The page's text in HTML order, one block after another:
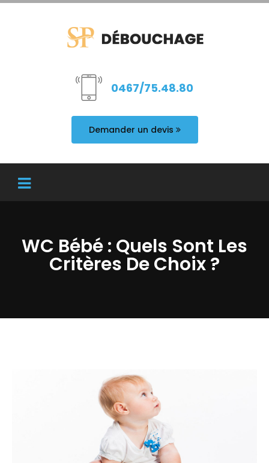
0467/75.48.80
Demander un devis
WC Bébé : Quels Sont Les
Critères De Choix ?